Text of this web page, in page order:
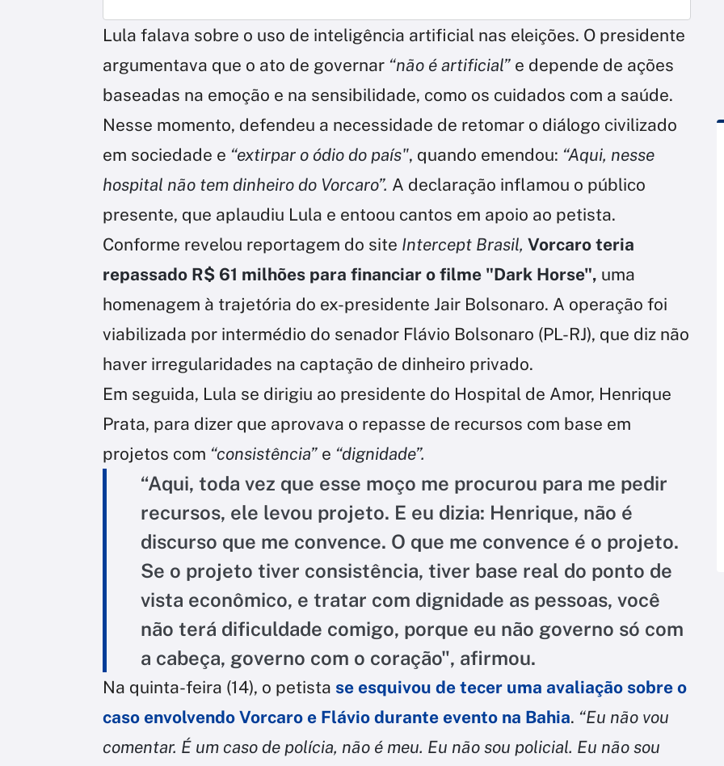
Lula falava sobre o uso de inteligência artificial nas eleições. O presidente
argumentava que o ato de governar “não é artificial” e depende de ações
baseadas na emoção e na sensibilidade, como os cuidados com a saúde.
Nesse momento, defendeu a necessidade de retomar o diálogo civilizado
em sociedade e “extirpar o ódio do país", quando emendou: “Aqui, nesse
hospital não tem dinheiro do Vorcaro”. A declaração inflamou o público
presente, que aplaudiu Lula e entoou cantos em apoio ao petista.
Conforme revelou reportagem do site Intercept Brasil, Vorcaro teria
repassado R$ 61 milhões para financiar o filme "Dark Horse", uma
homenagem à trajetória do ex-presidente Jair Bolsonaro. A operação foi
viabilizada por intermédio do senador Flávio Bolsonaro (PL-RJ), que diz não
haver irregularidades na captação de dinheiro privado.
Em seguida, Lula se dirigiu ao presidente do Hospital de Amor, Henrique
Prata, para dizer que aprovava o repasse de recursos com base em
projetos com “consistência” e “dignidade”.
“Aqui, toda vez que esse moço me procurou para me pedir
recursos, ele levou projeto. E eu dizia: Henrique, não é
discurso que me convence. O que me convence é o projeto.
Se o projeto tiver consistência, tiver base real do ponto de
vista econômico, e tratar com dignidade as pessoas, você
não terá dificuldade comigo, porque eu não governo só com
a cabeça, governo com o coração", afirmou.
Na quinta-feira (14), o petista se esquivou de tecer uma avaliação sobre o
caso envolvendo Vorcaro e Flávio durante evento na Bahia. “Eu não vou
comentar. É um caso de polícia, não é meu. Eu não sou policial. Eu não sou